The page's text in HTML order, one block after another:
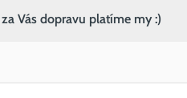
Vás dopravu platíme my :)